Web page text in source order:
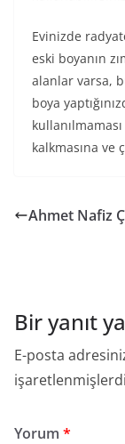
Evinizde
eski boyanın
alanlar varsa,
boya
kalkmasına ve
Ahmet Nafiz
Bir yanıt
E-posta
Yorum *